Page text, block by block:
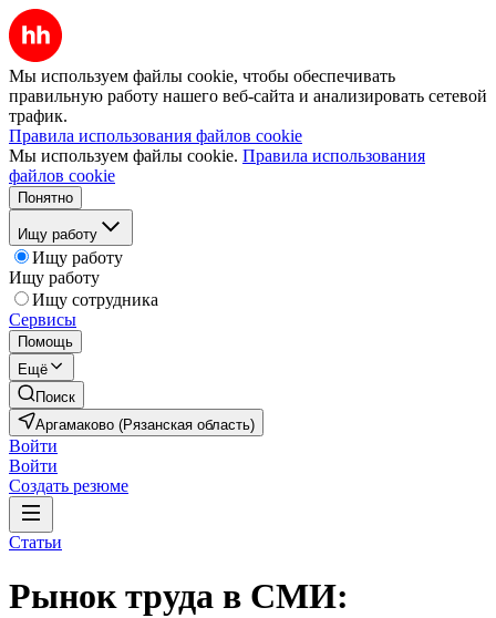
Мы используем файлы cookie, чтобы обеспечивать
правильную работу нашего веб-сайта и анализировать сетевой
трафик.
Правила использования файлов cookie
Мы используем файлы cookie. Правила использования
файлов cookie
Понятно
Ищу работу
Ищу работу
Ищу работу
Ищу сотрудника
Сервисы
Помощь
Ещё
Поиск
Аргамаково (Рязанская область)
Войти
Войти
Создать резюме
Статьи
Рынок труда в СМИ: